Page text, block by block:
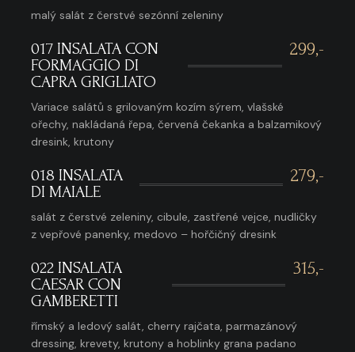
017 INSALATA CON
FORMAGGIO DI
CAPRA GRIGLIATO
299,-
Variace salátů s grilovaným kozím sýrem, vlašské
ořechy, nakládaná řepa, červená čekanka a balzamikový
dresink, krutony
018 INSALATA
DI MAIALE
279,-
salát z čerstvé zeleniny, cibule, zastřené vejce, nudličky
z vepřové panenky, medovo – hořčičný dresink
022 INSALATA
CAESAR CON
GAMBERETTI
315,-
římský a ledový salát, cherry rajčata, parmazánový
dressing, krevety, krutony a hoblinky grana padano
malý salát z čerstvé sezónní zeleniny